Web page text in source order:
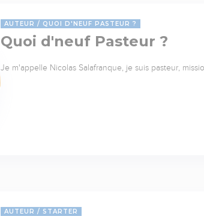
AUTEUR QUOI D'NEUF PASTEUR ?
Quoi d'neuf Pasteur ?
Je m'appelle Nicolas Salafranque, je suis pasteur,
AUTEUR STARTER